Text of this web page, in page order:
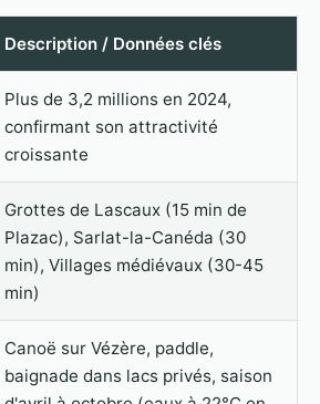
Description / Données clés
Plus de 3,2 millions en 2024,
confirmant son attractivité
croissante
Grottes de Lascaux (15 min de
Plazac), Sarlat-la-Canéda (30
min), Villages médiévaux (30-45
min)
Canoë sur Vézère, paddle,
baignade dans lacs privés, saison